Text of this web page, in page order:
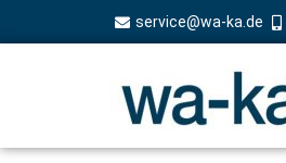
service@wa-ka.de